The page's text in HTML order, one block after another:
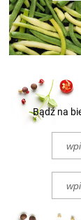
Bądź na